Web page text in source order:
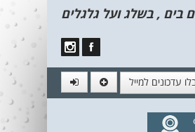
בים , בשלג ועל גלגלים
עדכונים למייל